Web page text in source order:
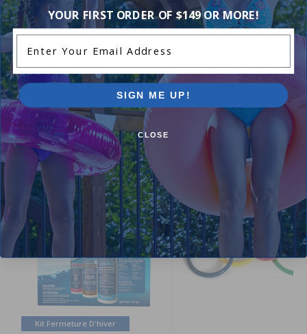
Richard P- July 13th
Purchased often with:
-19%
Kit Fermeture D'hiver
YOUR FIRST ORDER OF $149 OR MORE!
SIGN ME UP!
CLOSE